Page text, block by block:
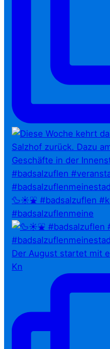
🦆☀️⛲ #badsalzuflen
#badsalzuflenmeine
Der August startet mit
Kn